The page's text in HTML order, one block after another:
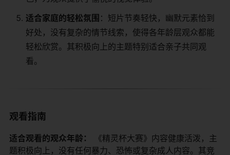
​适合家庭的轻松氛围​ ​：短片节奏轻快，幽默元素恰到
好处，没有复杂的情节线索，使得各年龄层观众都能
轻松欣赏。其积极向上的主题特别适合亲子共同观
看。
观看指南
​适合观看的观众年龄：​
​ 《精灵杯大赛》内容健康活泼，主
题积极向上，没有任何暴力、恐怖或复杂成人内容。其竞